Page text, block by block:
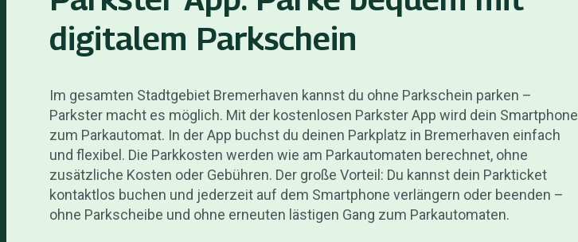
digitalem Parkschein
Im gesamten Stadtgebiet Bremerhaven kannst du ohne Parkschein parken –
Parkster macht es möglich. Mit der kostenlosen Parkster App wird dein Smartphone
zum Parkautomat. In der App buchst du deinen Parkplatz in Bremerhaven einfach
und flexibel. Die Parkkosten werden wie am Parkautomaten berechnet, ohne
zusätzliche Kosten oder Gebühren. Der große Vorteil: Du kannst dein Parkticket
kontaktlos buchen und jederzeit auf dem Smartphone verlängern oder beenden –
ohne Parkscheibe und ohne erneuten lästigen Gang zum Parkautomaten.